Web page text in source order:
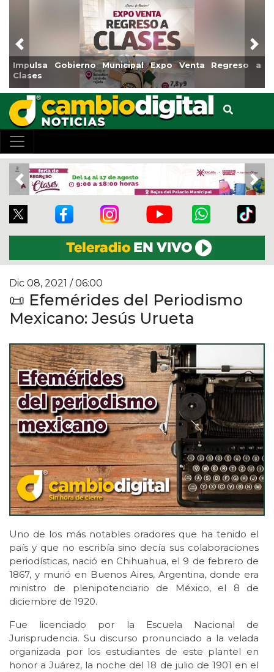
Regreso a
Reabrirá Coatzacoalcos la Alberca
Centro
Previous
Previous
Dic 08, 2021 / 06:00
📜 Efemérides del Periodismo
Mexicano: Jesús Urueta
Uno de los más notables oradores que ha tenido el
país y que no escribía sino decía sus colaboraciones
periodísticas, nació en Chihuahua, el 9 de febrero de
1867, y murió en Buenos Aires, Argentina, donde era
ministro de plenipotenciario de México, el 8 de
diciembre de 1920.
Fue licenciado por la Escuela Nacional de
Jurisprudencia. Su discurso pronunciado a la velada
organizada por los estudiantes de este plantel en
honor a Juárez, la noche del 18 de julio de 1901 en el